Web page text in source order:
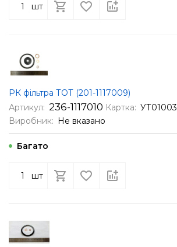
шт
РК фільтра ТОТ (201-1117009)
Артикул: 236-1117010 Картка: УТ01003
Виробник: Не вказано
Багато
шт